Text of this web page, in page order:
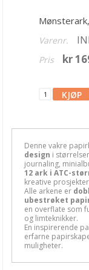
Arden Studio
Bella Luna
Carta Bella
Ciao Bella
Crafter's
Craft O'Clock
Crate Paper
Doodlebug
Varenr.
Pris kr
Denne vakre
design i
journaling,
12 ark i ATC-
kreative
Alle arkene er
ubestrøket
en overflate som
og limteknikker.
En inspirerende
erfarne
muligheter.